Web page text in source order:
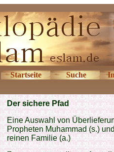
Startseite Suche
Der sichere Pfad
Eine Auswahl von
Propheten Muhammad (s.)
reinen Familie (a.)